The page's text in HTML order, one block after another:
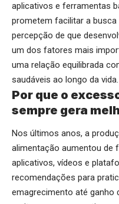
aplicativos e ferramentas
prometem facilitar a
percepção de que
um dos fatores mais
uma relação equilibrada
saudáveis ao longo da vida.
Por que o
sempre gera
Nos últimos anos, a
alimentação aumentou de
aplicativos, vídeos e
recomendações para
emagrecimento até ganho